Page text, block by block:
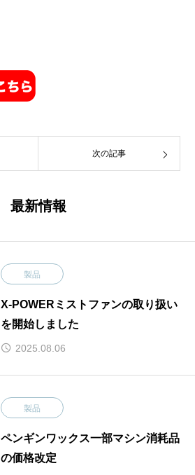
次の記事
最新情報
製品
X-POWERミストファンの取り扱い
を開始しました
2025.08.06
製品
ペンギンワックス一部マシン消耗品
の価格改定